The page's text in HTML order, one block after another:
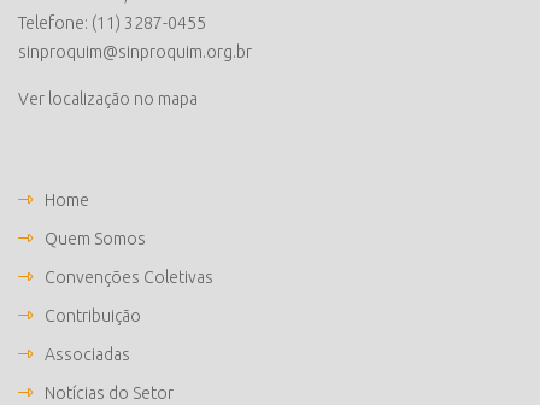
Telefone: (11) 3287-0455
sinproquim@sinproquim.org.br
Ver localização no mapa
Home
Quem Somos
Convenções Coletivas
Contribuição
Associadas
Notícias do Setor